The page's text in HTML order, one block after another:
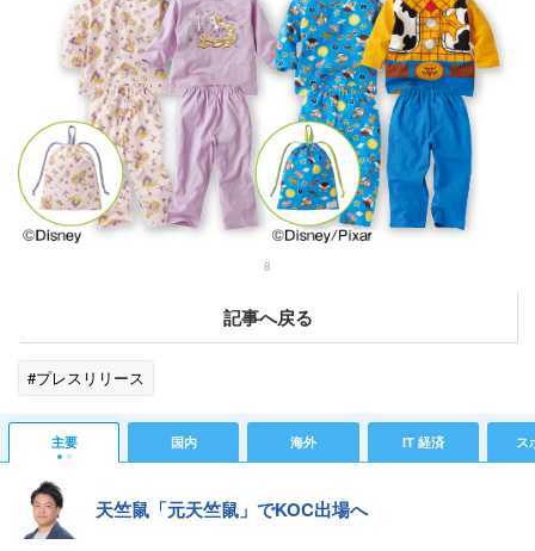
8
記事へ戻る
#プレスリリース
主要 国内 海外 IT 経済 ス
天竺鼠「元天竺鼠」でKOC出場へ